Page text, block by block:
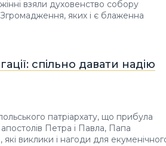
взяли духовенство собору
яких і є блаженна
спільно давати надію
патріархату, що прибула
Петра і Павла, Папа
виклики і нагоди для